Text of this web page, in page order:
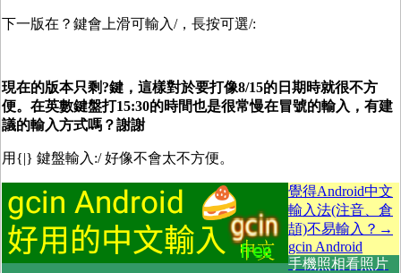
下一版在？鍵會上滑可輸入/，長按可選/:
現在的版本只剩?鍵，這樣對於要打像8/15的日期時就很不方
便。在英數鍵盤打15:30的時間也是很常慢在冒號的輸入，有建
議的輸入方式嗎？謝謝
用{|} 鍵盤輸入:/ 好像不會太不方便。
覺得Android中文
輸入法(注音、倉
頡)不易輸入？→
gcin Android
手機照相看照片